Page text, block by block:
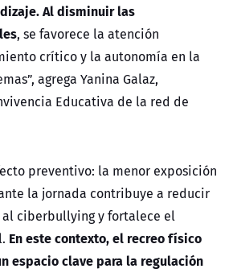
Al disminuir las
, se favorece la atención
crítico y la autonomía en la
agrega Yanina Galaz,
Educativa de la red de
preventivo: la menor exposición
la jornada contribuye a reducir
ciberbullying y fortalece el
En este contexto, el recreo físico
espacio clave para la regulación